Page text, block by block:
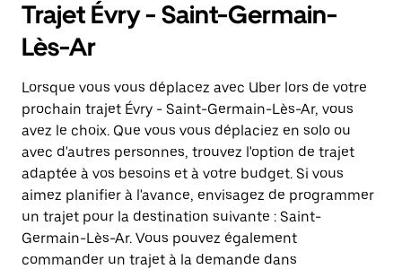
Trajet Évry - Saint-Germain-
Lès-Ar
Lorsque vous vous déplacez avec Uber lors de votre
prochain trajet Évry - Saint-Germain-Lès-Ar, vous
avez le choix. Que vous vous déplaciez en solo ou
avec d'autres personnes, trouvez l'option de trajet
adaptée à vos besoins et à votre budget. Si vous
aimez planifier à l'avance, envisagez de programmer
un trajet pour la destination suivante : Saint-
Germain-Lès-Ar. Vous pouvez également
commander un trajet à la demande dans